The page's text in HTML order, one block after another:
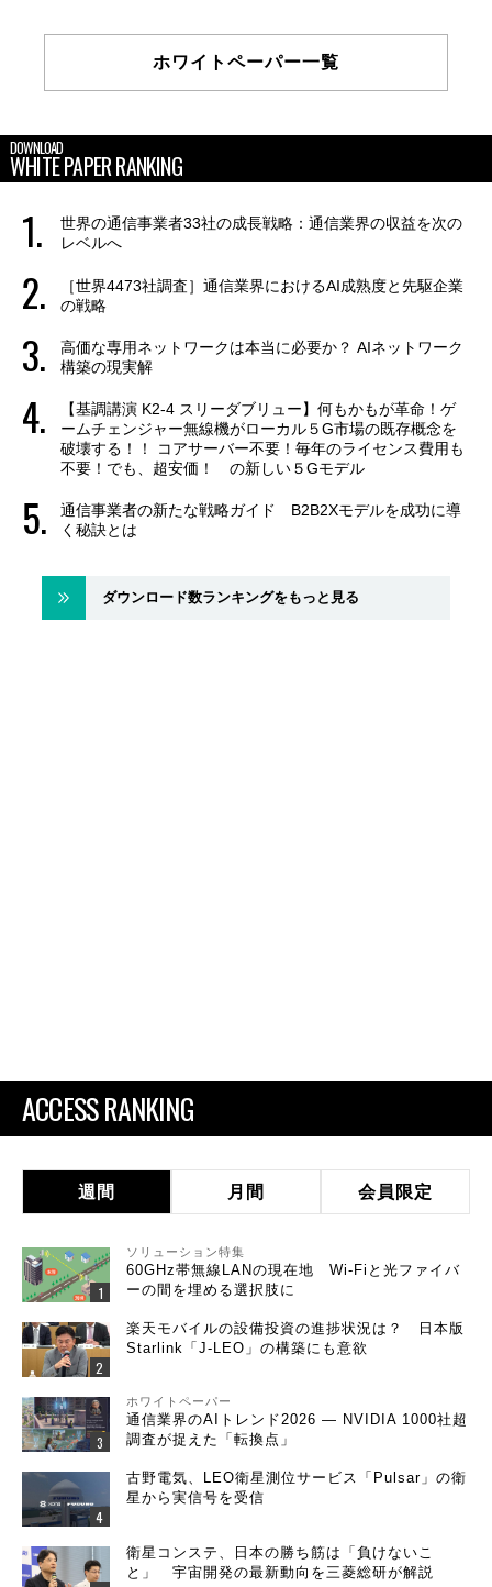
ホワイトペーパー一覧
DOWNLOAD
WHITE PAPER RANKING
世界の通信事業者33社の成長戦略：通信業界の収益を次の
レベルへ
［世界4473社調査］通信業界におけるAI成熟度と先駆企業
の戦略
高価な専用ネットワークは本当に必要か？ AIネットワーク
構築の現実解
【基調講演 K2-4 スリーダブリュー】何もかもが革命！ゲ
ームチェンジャー無線機がローカル５G市場の既存概念を
破壊する！！ コアサーバー不要！毎年のライセンス費用も
不要！でも、超安価！ の新しい５Gモデル
通信事業者の新たな戦略ガイド B2B2Xモデルを成功に導
く秘訣とは
ダウンロード数ランキングをもっと見る
ACCESS RANKING
週間 月間 会員限定
ソリューション特集
60GHz帯無線LANの現在地 Wi-Fiと光ファイバ
ーの間を埋める選択肢に
楽天モバイルの設備投資の進捗状況は？ 日本版
Starlink「J-LEO」の構築にも意欲
ホワイトペーパー
通信業界のAIトレンド2026 ― NVIDIA 1000社超
調査が捉えた「転換点」
古野電気、LEO衛星測位サービス「Pulsar」の衛
星から実信号を受信
衛星コンステ、日本の勝ち筋は「負けないこ
と」 宇宙開発の最新動向を三菱総研が解説